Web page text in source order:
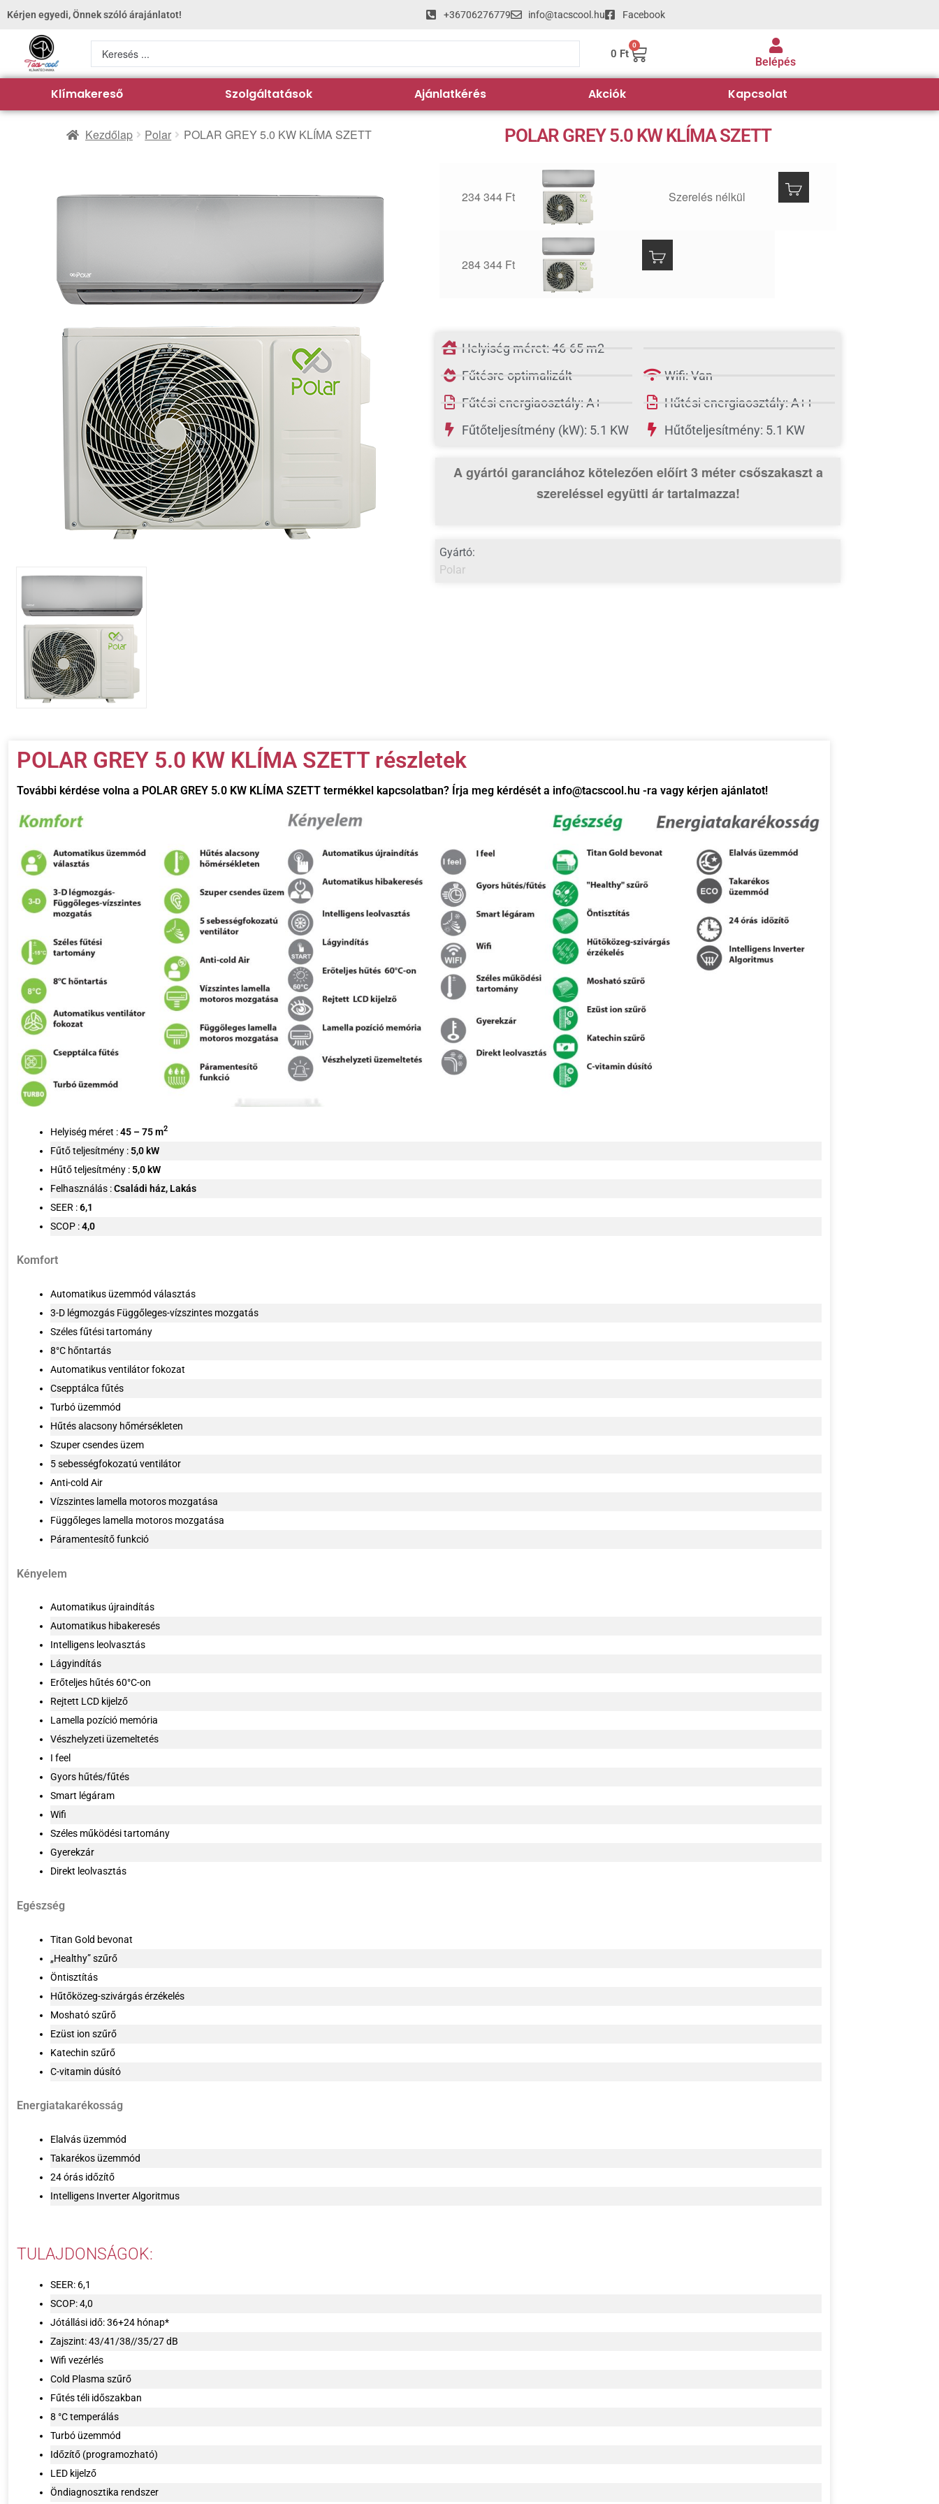
Kérjen egyedi, Önnek szóló árajánlatot! +36706276779 info@tacscool.hu Facebook
0 Ft
0
Belépés
Klímakereső Szolgáltatások Ajánlatkérés Akciók Kapcsolat
Kezdőlap Polar POLAR GREY 5.0 KW KLÍMA SZETT POLAR GREY 5.0 KW KLÍMA SZETT
234 344 Ft Szerelés nélkül
284 344 Ft
Helyiség méret: 46-65 m2
Fűtésre optimalizált
Fűtési energiaosztály: A+
Fűtőteljesítmény (kW): 5.1 KW
Wifi: Van
Hűtési energiaosztály: A++
Hűtőteljesítmény: 5.1 KW
A gyártói garanciához kötelezően előírt 3 méter csőszakaszta
szereléssel együtti ár tartalmazza!
Gyártó:
Polar
POLAR GREY 5.0 KW KLÍMA SZETT részletek
További kérdése volna a POLAR GREY 5.0 KW KLÍMA SZETT termékkel kapcsolatban? Írja meg kérdését a info@tacscool.hu -ra vagy kérjen ajánlatot!
Helyiség méret :45 – 75 m2
Fűtő teljesítmény : 5,0 kW
Hűtő teljesítmény : 5,0 kW
Felhasználás :Családi ház, Lakás
SEER :6,1
SCOP :4,0
Komfort
Automatikus üzemmód választás
3-D légmozgás Függőleges-vízszintes mozgatás
Széles fűtési tartomány
8°C hőntartás
Automatikus ventilátor fokozat
Csepptálca fűtés
Turbó üzemmód
Hűtés alacsony hőmérsékleten
Szuper csendes üzem
5 sebességfokozatú ventilátor
Anti-cold Air
Vízszintes lamella motoros mozgatása
Függőleges lamella motoros mozgatása
Páramentesítő funkció
Kényelem
Automatikus újraindítás
Automatikus hibakeresés
Intelligens leolvasztás
Lágyindítás
Erőteljes hűtés 60°C-on
Rejtett LCD kijelző
Lamella pozíció memória
Vészhelyzeti üzemeltetés
I feel
Gyors hűtés/fűtés
Smart légáram
Wifi
Széles működési tartomány
Gyerekzár
Direkt leolvasztás
Egészség
Titan Gold bevonat
„Healthy” szűrő
Öntisztítás
Hűtőközeg-szivárgás érzékelés
Mosható szűrő
Ezüst ion szűrő
Katechin szűrő
C-vitamin dúsító
Energiatakarékosság
Elalvás üzemmód
Takarékos üzemmód
24 órás időzítő
Intelligens Inverter Algoritmus
TULAJDONSÁGOK:
SEER: 6,1
SCOP: 4,0
Jótállási idő: 36+24 hónap*
Zajszint: 43/41/38//35/27 dB
Wifi vezérlés
Cold Plasma szűrő
Fűtés téli időszakban
8 °C temperálás
Turbó üzemmód
Időzítő (programozható)
LED kijelző
Öndiagnosztika rendszer